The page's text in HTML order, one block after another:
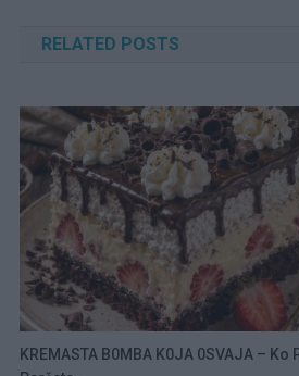
RELATED POSTS
KREMASTA B0MBA K0JA 0SVAJA –